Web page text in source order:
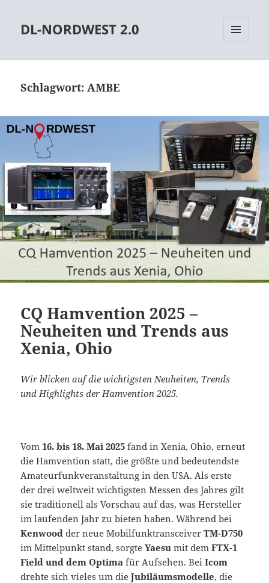
DL-NORDWEST 2.0
Schlagwort:AMBE
CQ Hamvention 2025 –
Neuheiten und Trends aus
Xenia, Ohio
Wir blicken auf die wichtigsten Neuheiten, Trends
und Highlights der Hamvention 2025.
Vom16. bis 18. Mai 2025 fand in Xenia, Ohio, erneut
die Hamvention statt, die größte und bedeutendste
Amateurfunkveranstaltung in den USA. Als erste
der drei weltweit wichtigsten Messen des Jahres gilt
sie traditionell als Vorschau auf das, was Hersteller
im laufenden Jahr zu bieten haben. Während bei
Kenwood der neue MobilfunktransceiverTM-D750
im Mittelpunkt stand, sorgteYaesu mit demFTX-1
Field und dem Optima für Aufsehen. BeiIcom
drehte sich vieles um dieJubiläumsmodelle, die